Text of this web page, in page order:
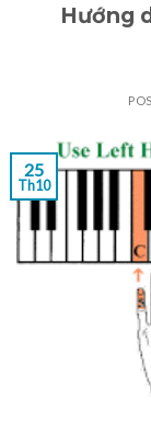
Hướng
25
Th10